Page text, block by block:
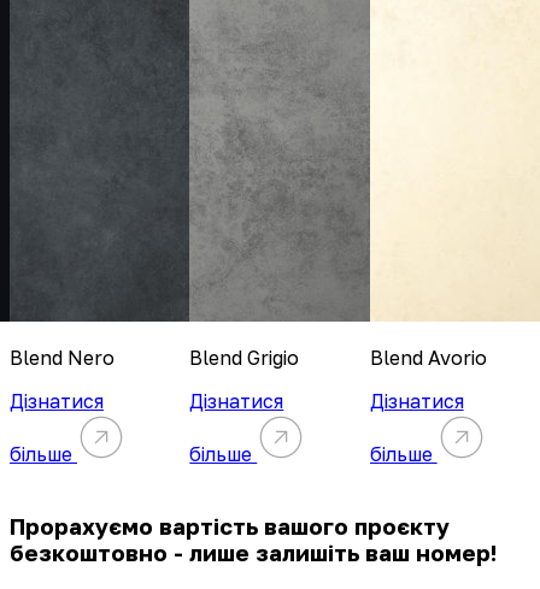
Blend Nero
Дізнатися
більше
Blend Grigio
Дізнатися
більше
Blend Avorio
Дізнатися
більше
Прорахуємо вартість вашого проєкту
безкоштовно - лише залишіть ваш номер!